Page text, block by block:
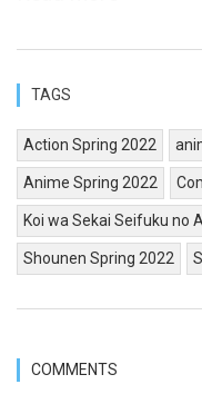
TAGS
Action Spring 2022
Anime Spring 2022
Koi wa Sekai Seifuku no
Shounen Spring 2022
COMMENTS